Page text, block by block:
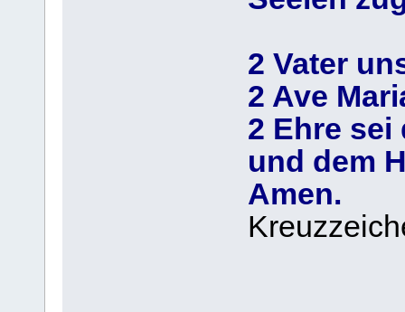
2 Vater
2 Ave
2 Ehre sei
und dem
Amen.